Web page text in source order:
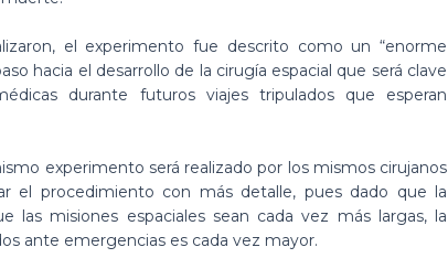
el experimento fue descrito como un “enorme
hacia el desarrollo de la cirugía espacial que será clave
durante futuros viajes tripulados que esperan
experimento será realizado por los mismos cirujanos
el procedimiento con más detalle, pues dado que la
las misiones espaciales sean cada vez más largas, la
ante emergencias es cada vez mayor.